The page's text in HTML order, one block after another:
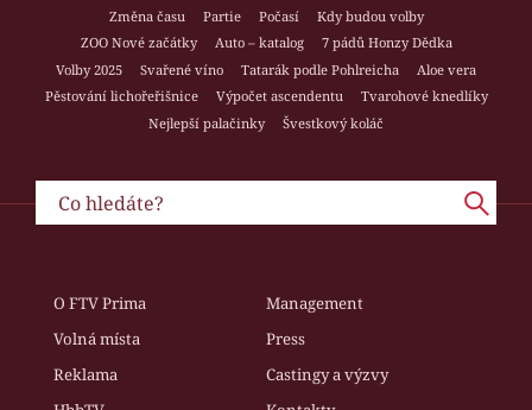
Změna času
Partie Počasí
Kdy budou volby
ZOO Nové začátky
Auto – katalog
7 pádů Honzy Dědka
Volby 2025
Svařené víno Tatarák podle Pohlreicha
Aloe vera
Pěstování lichořeřišnice
Výpočet ascendentu
Tvarohové knedlíky
Nejlepší palačinky
Švestkový koláč
O FTV Prima
Management
Volná místa
Press
Reklama
Castingy a výzvy